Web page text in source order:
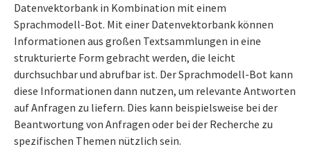
Datenvektorbank in Kombination mit einem
Sprachmodell-Bot. Mit einer Datenvektorbank können
Informationen aus großen Textsammlungen in eine
strukturierte Form gebracht werden, die leicht
durchsuchbar und abrufbar ist. Der Sprachmodell-Bot kann
diese Informationen dann nutzen, um relevante Antworten
auf Anfragen zu liefern. Dies kann beispielsweise bei der
Beantwortung von Anfragen oder bei der Recherche zu
spezifischen Themen nützlich sein.